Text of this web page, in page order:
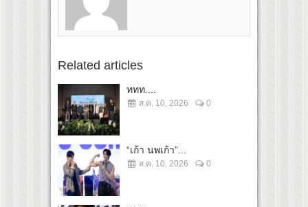
Related articles
ททท....
ส.ค. 10, 2026 0
“เก้า นพเก้า”...
ส.ค. 10, 2026 0